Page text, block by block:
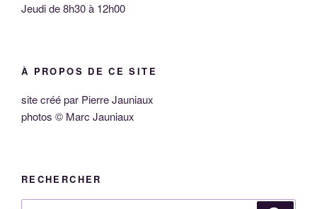
Jeudi de 8h30 à 12h00
À PROPOS DE CE SITE
site créé par Pierre Jauniaux
photos © Marc Jauniaux
RECHERCHER